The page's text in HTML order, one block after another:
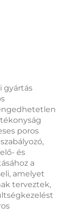
gyártás
poros
és
a
amelyet
terveztek,